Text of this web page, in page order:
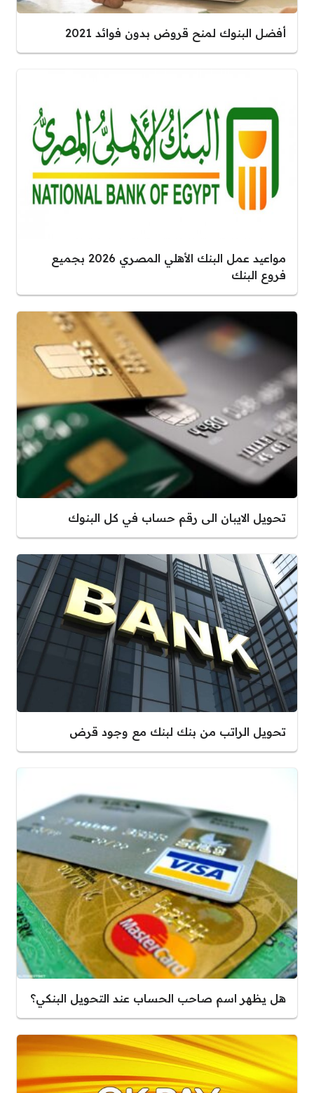
أفضل البنوك لمنح قروض بدون فوائد 2021
مواعيد عمل البنك الأهلي المصري 2026 بجميع
فروع البنك
تحويل الايبان الى رقم حساب في كل البنوك
تحويل الراتب من بنك لبنك مع وجود قرض
هل يظهر اسم صاحب الحساب عند التحويل البنكي؟